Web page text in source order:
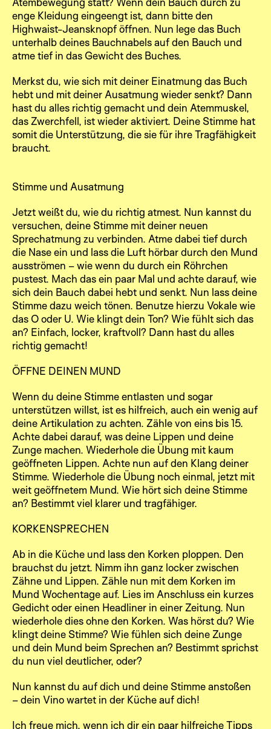
enge Kleidung eingeengt ist, dann bitte den
Highwaist-Jeansknopf öffnen. Nun lege das Buch
unterhalb deines Bauchnabels auf den Bauch und
atme tief in das Gewicht des Buches.
Merkst du, wie sich mit deiner Einatmung das Buch
hebt und mit deiner Ausatmung wieder senkt? Dann
hast du alles richtig gemacht und dein Atemmuskel,
das Zwerchfell, ist wieder aktiviert. Deine Stimme hat
somit die Unterstützung, die sie für ihre Tragfähigkeit
braucht.
Stimme und Ausatmung
Jetzt weißt du, wie du richtig atmest. Nun kannst du
versuchen, deine Stimme mit deiner neuen
Sprechatmung zu verbinden. Atme dabei tief durch
die Nase ein und lass die Luft hörbar durch den Mund
ausströmen – wie wenn du durch ein Röhrchen
pustest. Mach das ein paar Mal und achte darauf, wie
sich dein Bauch dabei hebt und senkt. Nun lass deine
Stimme dazu weich tönen. Benutze hierzu Vokale wie
das O oder U. Wie klingt dein Ton? Wie fühlt sich das
an? Einfach, locker, kraftvoll? Dann hast du alles
richtig gemacht!
ÖFFNE DEINEN MUND
Wenn du deine Stimme entlasten und sogar
unterstützen willst, ist es hilfreich, auch ein wenig auf
deine Artikulation zu achten. Zähle von eins bis 15.
Achte dabei darauf, was deine Lippen und deine
Zunge machen. Wiederhole die Übung mit kaum
geöffneten Lippen. Achte nun auf den Klang deiner
Stimme. Wiederhole die Übung noch einmal, jetzt mit
weit geöffnetem Mund. Wie hört sich deine Stimme
an? Bestimmt viel klarer und tragfähiger.
KORKENSPRECHEN
Ab in die Küche und lass den Korken ploppen. Den
brauchst du jetzt. Nimm ihn ganz locker zwischen
Zähne und Lippen. Zähle nun mit dem Korken im
Mund Wochentage auf. Lies im Anschluss ein kurzes
Gedicht oder einen Headliner in einer Zeitung. Nun
wiederhole dies ohne den Korken. Was hörst du? Wie
klingt deine Stimme? Wie fühlen sich deine Zunge
und dein Mund beim Sprechen an? Bestimmt sprichst
du nun viel deutlicher, oder?
Nun kannst du auf dich und deine Stimme anstoßen
– dein Vino wartet in der Küche auf dich!
Ich freue mich, wenn ich dir ein paar hilfreiche Tipps